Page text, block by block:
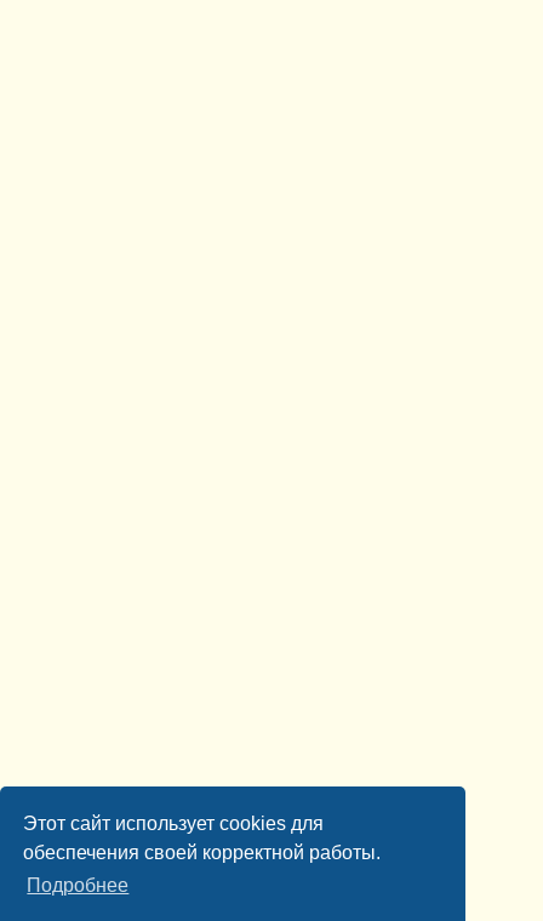
Этот сайт использует cookies для
обеспечения своей корректной работы.
Подробнее